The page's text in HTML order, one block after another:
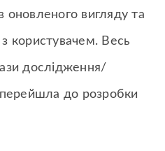
оновленого вигляду та
користувачем. Весь
дослідження/
перейшла до розробки